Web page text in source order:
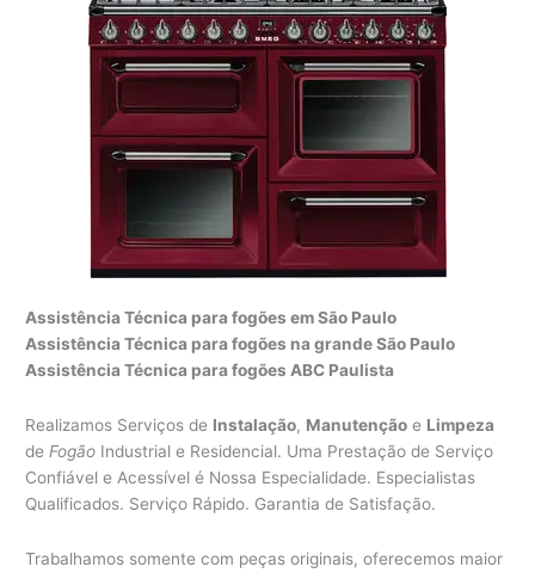
Assistência Técnica para fogões em São Paulo
Assistência Técnica para fogões na grande São Paulo
Assistência Técnica para fogões ABC Paulista
Realizamos Serviços de Instalação, Manutenção e Limpeza
de Fogão Industrial e Residencial. Uma Prestação de Serviço
Confiável e Acessível é Nossa Especialidade. Especialistas
Qualificados. Serviço Rápido. Garantia de Satisfação.
Trabalhamos somente com peças originais, oferecemos maior